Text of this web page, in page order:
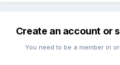
Create an account or
You need to be a member in